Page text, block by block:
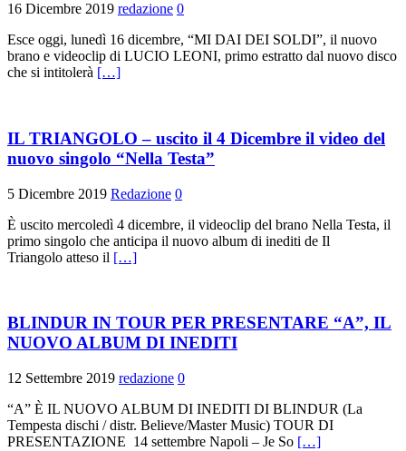
16 Dicembre 2019 redazione 0
Esce oggi, lunedì 16 dicembre, “MI DAI DEI SOLDI”, il nuovo
brano e videoclip di LUCIO LEONI, primo estratto dal nuovo disco
che si intitolerà […]
IL TRIANGOLO – uscito il 4 Dicembre il video del
nuovo singolo “Nella Testa”
5 Dicembre 2019 Redazione 0
È uscito mercoledì 4 dicembre, il videoclip del brano Nella Testa, il
primo singolo che anticipa il nuovo album di inediti de Il
Triangolo atteso il […]
BLINDUR IN TOUR PER PRESENTARE “A”, IL
NUOVO ALBUM DI INEDITI
12 Settembre 2019 redazione 0
“A” È IL NUOVO ALBUM DI INEDITI DI BLINDUR (La
Tempesta dischi / distr. Believe/Master Music) TOUR DI
PRESENTAZIONE 14 settembre Napoli – Je So […]